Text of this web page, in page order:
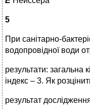
5
При санітарно-
водопровідної води
результати: загальна
індекс – 3. Як
результат